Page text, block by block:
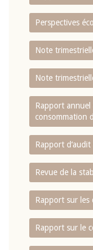
Perspectives
Note
Note
Rapport annuel
consommation
Rapport
Revue de la
Rapport sur les
Rapport sur le